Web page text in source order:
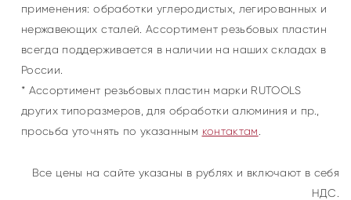
применения: обработки углеродистых, легированных и
нержавеющих сталей. Ассортимент резьбовых пластин
всегда поддерживается в наличии на наших складах в
России.
* Ассортимент резьбовых пластин марки RUTOOLS
других типоразмеров, для обработки алюминия и пр.,
просьба уточнять по указанным контактам .
Все цены на сайте указаны в рублях и включают в себя
НДС.